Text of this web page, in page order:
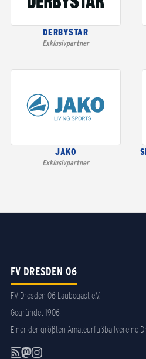
DERBYSTAR
Exklusivpartner
JAKO
Exklusivpartner
FV DRESDEN 06
FV Dresden 06 Laubegast e.V.
Gegründet 1906
Einer der größten Amateurfußballvereine